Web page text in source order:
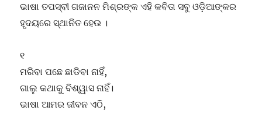
ଭାଷା ତପସ୍ବୀ ଗଜାନନ ମିଶ୍ରଙ୍କ ଏହି କବିତା ସବୁ ଓଡ଼ିଆଙ୍କର
ହୃଦୟରେ ସ୍ଥାନିତ ହେଉ ।
୧
ମରିବା ପଛେ ଛାଡିବା ନାହିଁ,
ଗାଲୁ କଥାକୁ ବିଶ୍ୱାସ ନାହିଁ।
ଭାଷା ଆମର ଜୀବନ ଏଠି,